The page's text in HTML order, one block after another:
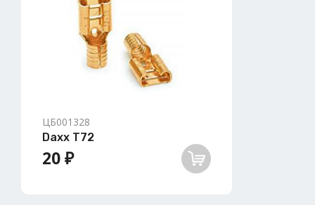
ЦБ001328
Daxx T72
20 ₽